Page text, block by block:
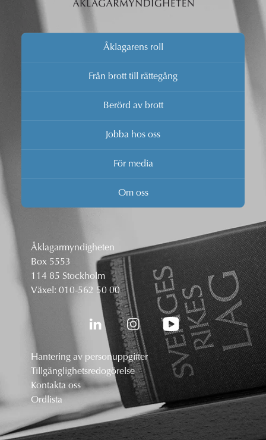
Åklagarens roll
Från brott till rättegång
Berörd av brott
Jobba hos oss
För media
Om oss
Åklagarmyndigheten
Box 5553
114 85 Stockholm
Växel: 010-562 50 00
Hantering av personuppgifter
Tillgänglighetsredogörelse
Kontakta oss
Ordlista